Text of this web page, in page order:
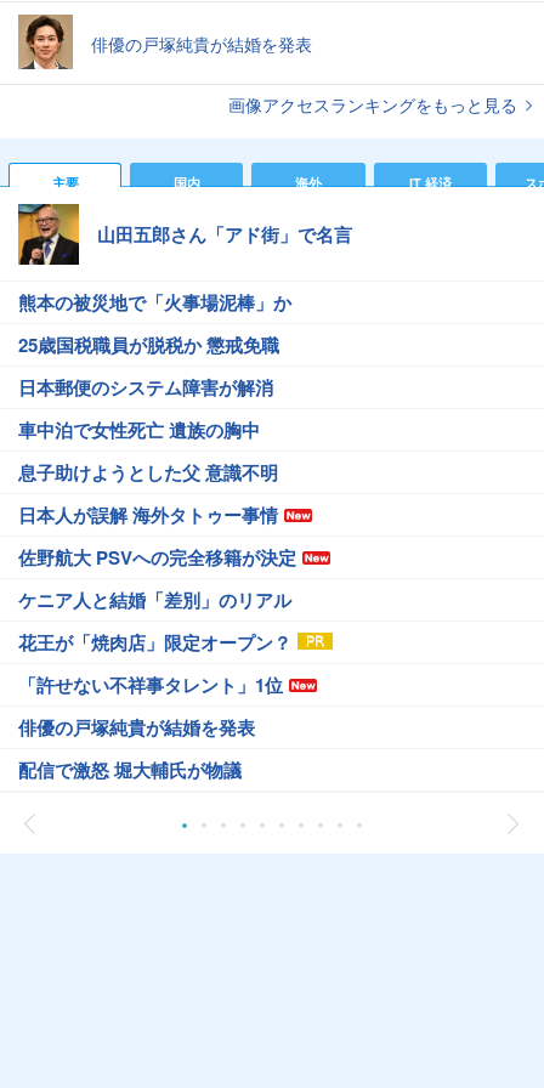
俳優の戸塚純貴が結婚を発表
画像アクセスランキングをもっと見る
主要 国内 海外 IT 経済 ス
山田五郎さん「アド街」で名言
熊本の被災地で「火事場泥棒」か
25歳国税職員が脱税か 懲戒免職
日本郵便のシステム障害が解消
車中泊で女性死亡 遺族の胸中
息子助けようとした父 意識不明
日本人が誤解 海外タトゥー事情
佐野航大 PSVへの完全移籍が決定
ケニア人と結婚「差別」のリアル
花王が「焼肉店」限定オープン？
「許せない不祥事タレント」1位
俳優の戸塚純貴が結婚を発表
配信で激怒 堀大輔氏が物議